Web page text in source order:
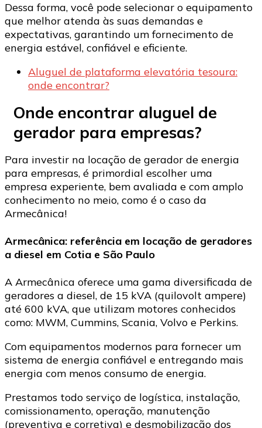
Dessa forma, você pode selecionar o equipamento
que melhor atenda às suas demandas e
expectativas, garantindo um fornecimento de
energia estável, confiável e eficiente.
Aluguel de plataforma elevatória tesoura:
onde encontrar?
Onde encontrar aluguel de
gerador para empresas?
Para investir na locação de gerador de energia
para empresas, é primordial escolher uma
empresa experiente, bem avaliada e com amplo
conhecimento no meio, como é o caso da
Armecânica!
Armecânica: referência em locação de geradores
a diesel em Cotia e São Paulo
A Armecânica oferece uma gama diversificada de
geradores a diesel, de 15 kVA (quilovolt ampere)
até 600 kVA, que utilizam motores conhecidos
como: MWM, Cummins, Scania, Volvo e Perkins.
Com equipamentos modernos para fornecer um
sistema de energia confiável e entregando mais
energia com menos consumo de energia.
Prestamos todo serviço de logística, instalação,
comissionamento, operação, manutenção
(preventiva e corretiva) e desmobilização dos